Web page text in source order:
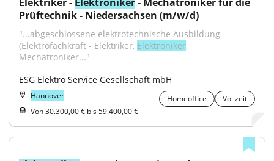
Prüftechnik - Niedersachsen (m/w/d)
"...abgeschlossene elektrotechnische Ausbildung
(Elektrofachkraft - Elektriker, Elektroniker,
Mechatroniker..."
ESG Elektro Service Gesellschaft mbH
Hannover Homeoffice
Vollzeit
Von 30.300,00 € bis 59.400,00 €